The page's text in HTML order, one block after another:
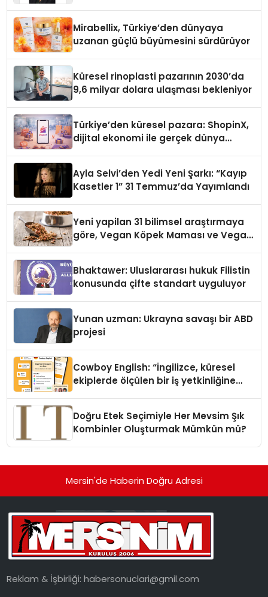
Mirabellix, Türkiye’den dünyaya
uzanan güçlü büyümesini sürdürüyor
Küresel rinoplasti pazarının 2030’da
9,6 milyar dolara ulaşması bekleniyor
Türkiye’den küresel pazara: ShopinX,
dijital ekonomi ile gerçek dünya
Ayla Selvi’den Yedi Yeni Şarkı: “Kayıp
Kasetler 1” 31 Temmuz’da Yayımlandı
Yeni yapilan 31 bilimsel araştırmaya
göre, Vegan Köpek Maması ve Vegan
Bhaktawer: Uluslararası hukuk Filistin
konusunda çifte standart uyguluyor
Yunan uzman: Ukrayna savaşı bir ABD
projesi
Cowboy English: “İngilizce, küresel
ekiplerde ölçülen bir iş yetkinliğine
Doğru Etek Seçimiyle Her Mevsim Şık
Kombinler Oluşturmak Mümkün mü?
Mersin'de Haberin Doğru Adresi
Reklam & İşbirliği:habersonuclari@gmil.com